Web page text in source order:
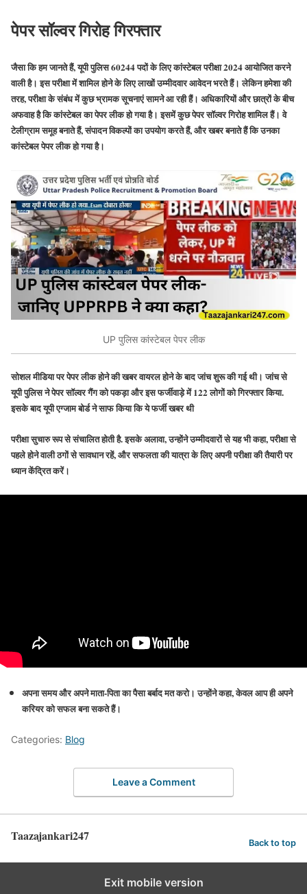
पेपर सॉल्वर गिरोह गिरफ्तार
जैसा कि हम जानते हैं, यूपी पुलिस 60244 पदों के लिए कांस्टेबल परीक्षा 2024 आयोजित करने
वाली है। इस परीक्षा में शामिल होने के लिए लाखों उम्मीदवार आवेदन भरते हैं। लेकिन हमेशा की
तरह, परीक्षा के संबंध में कुछ भ्रामक सूचनाएं सामने आ रही हैं। अधिकारियों और छात्रों के बीच
अफवाह है कि कांस्टेबल का पेपर लीक हो गया है। इसमें कुछ पेपर सॉल्वर गिरोह शामिल हैं। वे
टेलीग्राम समूह बनाते हैं, संपादन विकल्पों का उपयोग करते हैं, और खबर बनाते हैं कि उनका
कांस्टेबल पेपर लीक हो गया है।
UP पुलिस कांस्टेबल पेपर लीक
सोशल मीडिया पर पेपर लीक होने की खबर वायरल होने के बाद जांच शुरू की गई थी। जांच से
यूपी पुलिस ने पेपर सॉल्वर गैंग को पकड़ा और इस फर्जीवाड़े में 122 लोगों को गिरफ्तार किया.
इसके बाद यूपी एग्जाम बोर्ड ने साफ किया कि ये फर्जी खबर थी
परीक्षा सुचारु रूप से संचालित होती है. इसके अलावा, उन्होंने उम्मीदवारों से यह भी कहा, परीक्षा से
पहले होने वाली ठगों से सावधान रहें, और सफलता की यात्रा के लिए अपनी परीक्षा की तैयारी पर
ध्यान केंद्रित करें।
अपना समय और अपने माता-पिता का पैसा बर्बाद मत करो। उन्होंने कहा, केवल आप ही अपने
करियर को सफल बना सकते हैं।
Categories: Blog
Leave a Comment
Taazajankari247 Back to top
Exit mobile version